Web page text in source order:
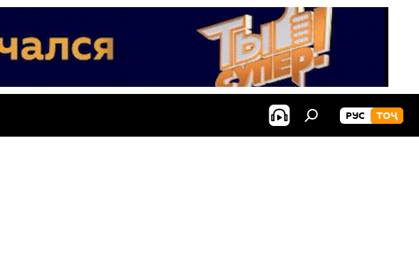
РУС ТОҶ